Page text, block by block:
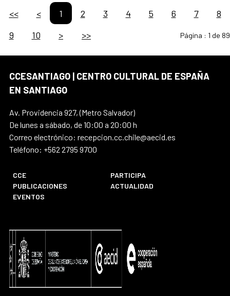
<< < 1 2 3 4 5 6 7
8
9
10 > >> Página : 1 de 89
CCESANTIAGO | CENTRO CULTURAL DE ESPAÑA
EN SANTIAGO
Av. Providencia 927, (Metro Salvador)
De lunes a sábado, de 10:00 a 20:00 h
Correo electrónico: recepcion.cc.chile@aecid.es
Teléfono: +562 2795 9700
CCE
PARTICIPA
PUBLICACIONES
ACTUALIDAD
EVENTOS